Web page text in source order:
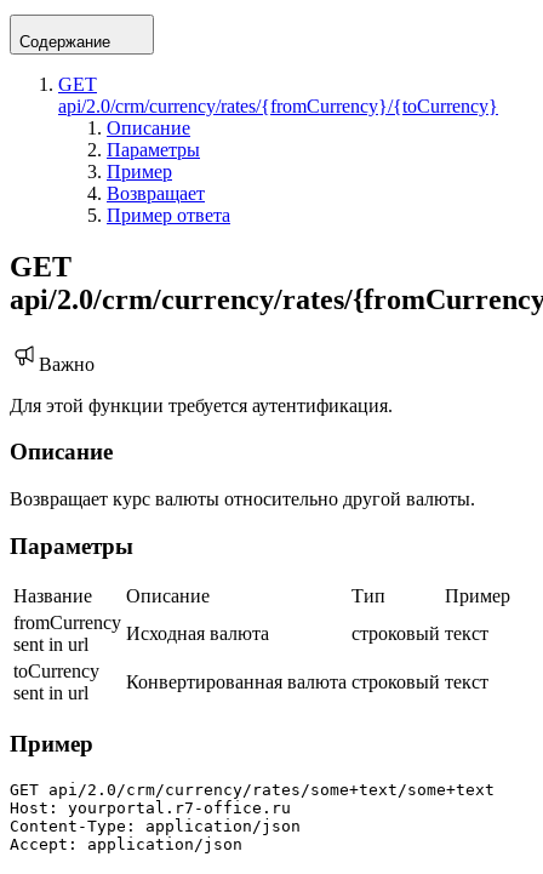
Содержание
GET
api/2.0/crm/currency/rates/{fromCurrency}/{toCurrency}
Описание
Параметры
Пример
Возвращает
Пример ответа
GET
api/2.0/crm/currency/rates/
Важно
Для этой функции требуется аутентификация.
Описание
Возвращает курс валюты относительно другой валюты.
Параметры
Название Описание Тип
Пример
fromCurrency
sent in url
Исходная валюта строковый текст
toCurrency
sent in url
Конвертированная валюта строковый текст
Пример
GET api/2.0/crm/currency/rates/some+text/some+text
Host: yourportal.r7-office.ru
Content-Type: application/json
Accept: application/json